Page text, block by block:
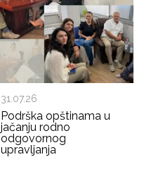
31.07.26
Podrška opštinama u
jačanju rodno
odgovornog
upravljanja